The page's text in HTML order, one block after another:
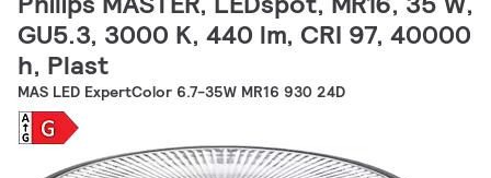
GU5.3, 3000 K, 440 lm, CRI 97, 40000
h, Plast
MAS LED ExpertColor 6.7-35W MR16 930 24D